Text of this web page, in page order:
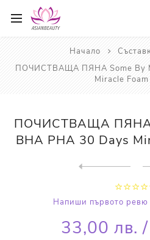
Начало
ПОЧИСТВАЩА ПЯНА Some By
Miracle
ПОЧИСТВАЩА ПЯНА
BHA PHA 30 Days
Напиши първото ревю
33,00 лв.